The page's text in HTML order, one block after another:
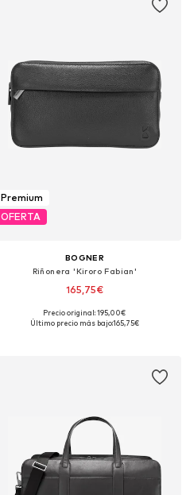
Premium
OFERTA
BOGNER
Riñonera 'Kiroro Fabian'
165,75€
Tallas disponibles: One Size
Precio original: 195,00€
Último precio más bajo:165,75€